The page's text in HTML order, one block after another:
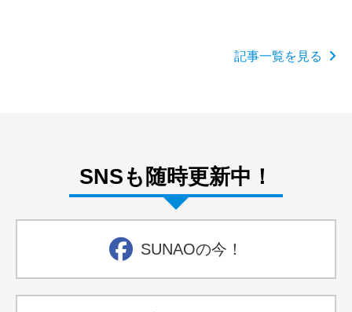
スポーツ別おすすめ成分のOEM企画｜競技タイプ
記事一覧を見る
SNSも随時更新中！
SUNAOの今！